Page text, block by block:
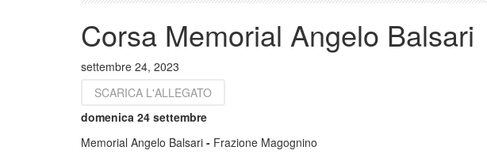
Corsa Memorial Angelo Balsari
settembre 24, 2023
SCARICA L'ALLEGATO
domenica 24 settembre
Memorial Angelo Balsari - Frazione Magognino